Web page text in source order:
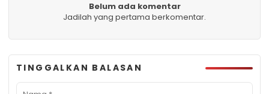
Belum ada komentar
Jadilah yang pertama berkomentar.
TINGGALKAN BALASAN